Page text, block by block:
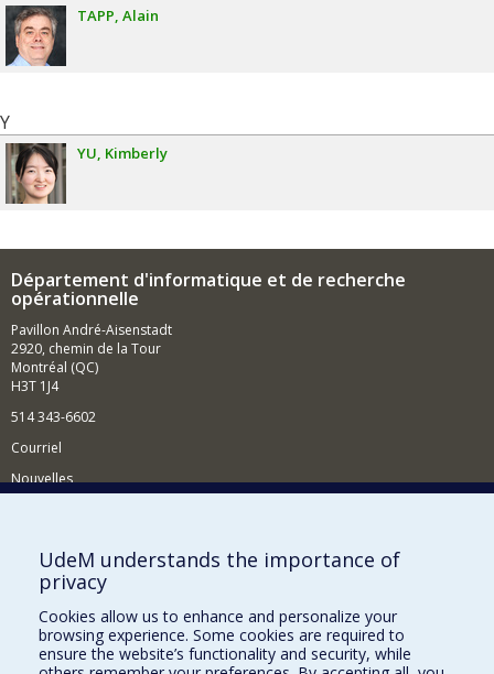
TAPP Alain
Y
YU Kimberly
Département d'informatique et de recherche
opérationnelle
Pavillon André-Aisenstadt
2920, chemin de la Tour
Montréal (QC)
H3T 1J4
514 343-6602
Courriel
Nouvelles
Comment soutenir le Département?
BESOIN D'AIDE?
Plan du site
Signaler une erreur
UdeM understands the importance of
privacy
Cookies allow us to enhance and personalize your
browsing experience. Some cookies are required to
ensure the website’s functionality and security, while